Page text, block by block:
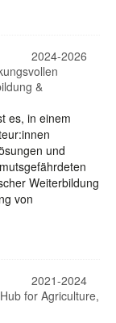
2024-2026
&
es, in einem
und
Weiterbildung
von
2021-2024
for Agriculture,